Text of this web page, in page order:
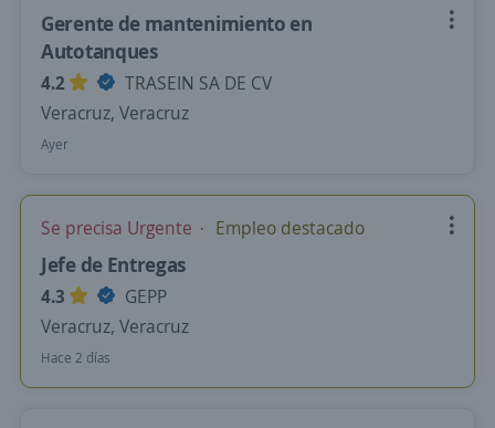
Gerente de mantenimiento en
Autotanques
4.2
TRASEIN SA DE CV
Veracruz, Veracruz
Ayer
Se precisa Urgente Empleo destacado
Jefe de Entregas
4.3
GEPP
Veracruz, Veracruz
Hace 2 días